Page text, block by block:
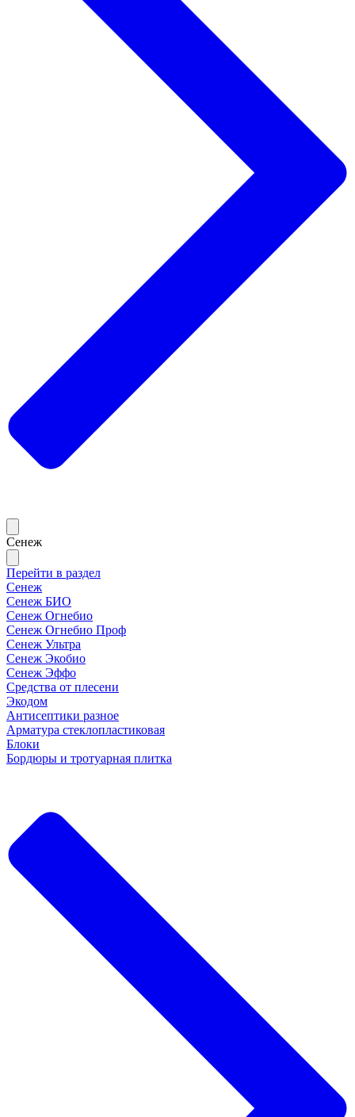
Сенеж
Перейти в раздел
Сенеж
Сенеж БИО
Сенеж Огнебио
Сенеж Огнебио Проф
Сенеж Ультра
Сенеж Экобио
Сенеж Эффо
Средства от плесени
Экодом
Антисептики разное
Арматура стеклопластиковая
Блоки
Бордюры и тротуарная плитка